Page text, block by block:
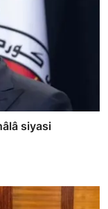
siyasi